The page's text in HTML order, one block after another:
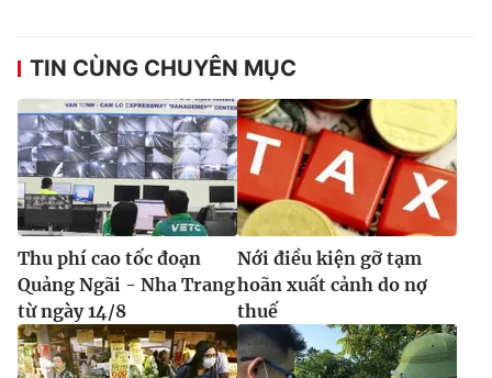
TIN CÙNG CHUYÊN MỤC
Thu phí cao tốc đoạn
Quảng Ngãi - Nha Trang
từ ngày 14/8
Nới điều kiện gỡ tạm
hoãn xuất cảnh do nợ
thuế